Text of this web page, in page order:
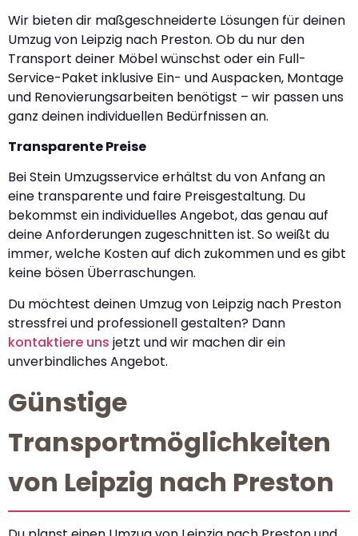
Wir bieten dir maßgeschneiderte Lösungen für deinen
Umzug von Leipzig nach Preston. Ob du nur den
Transport deiner Möbel wünschst oder ein Full-
Service-Paket inklusive Ein- und Auspacken, Montage
und Renovierungsarbeiten benötigst – wir passen uns
ganz deinen individuellen Bedürfnissen an.
Transparente Preise
Bei Stein Umzugsservice erhältst du von Anfang an
eine transparente und faire Preisgestaltung. Du
bekommst ein individuelles Angebot, das genau auf
deine Anforderungen zugeschnitten ist. So weißt du
immer, welche Kosten auf dich zukommen und es gibt
keine bösen Überraschungen.
Du möchtest deinen Umzug von Leipzig nach Preston
stressfrei und professionell gestalten? Dann
kontaktiere uns jetzt und wir machen dir ein
unverbindliches Angebot.
Günstige
Transportmöglichkeiten
von Leipzig nach Preston